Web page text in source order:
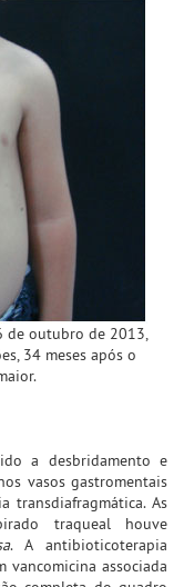
de outubro de 2013,
34 meses após o
a desbridamento e
vasos gastromentais
transdiafragmática. As
traqueal houve
. A antibioticoterapia
vancomicina associada